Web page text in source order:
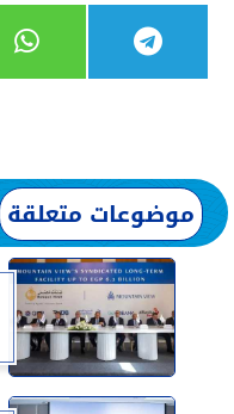
موضوعات متعلقة